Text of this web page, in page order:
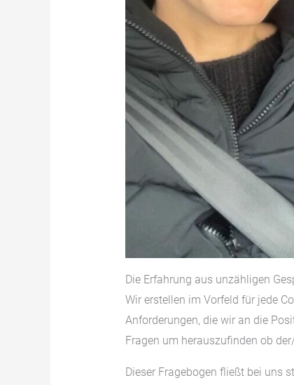
Die Erfahrung aus unzähligen
Wir erstellen im Vorfeld für jede
Anforderungen, die wir an die
Fragen um herauszufinden ob
Dieser Fragebogen fließt bei uns